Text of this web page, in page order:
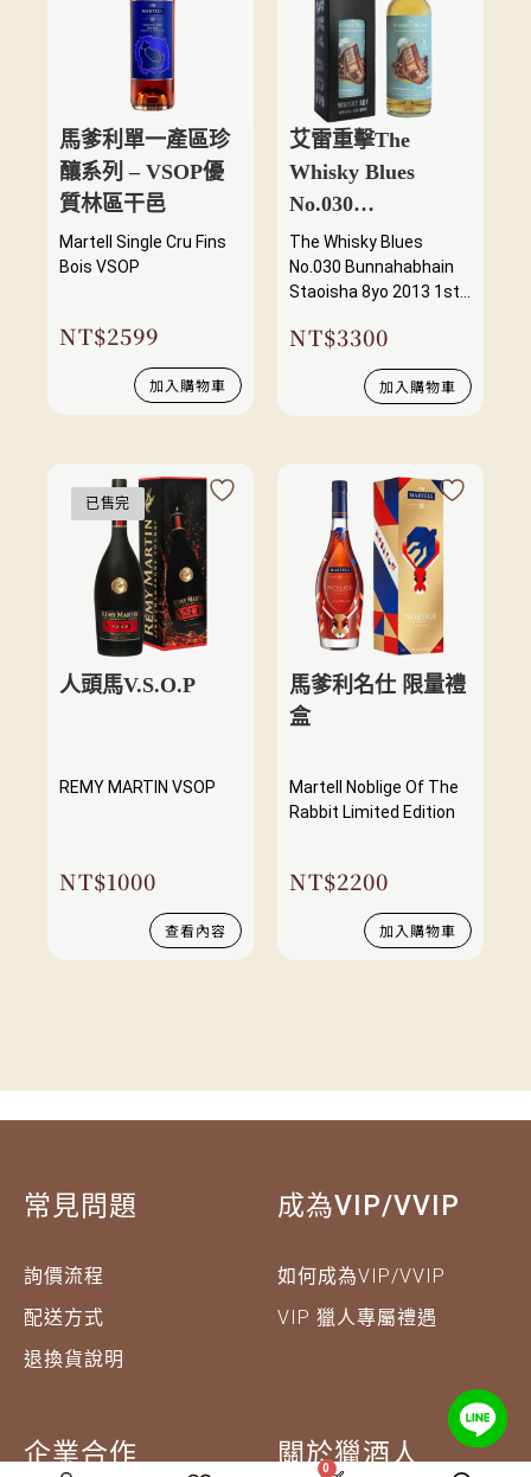
馬爹利單一產區珍
釀系列 – VSOP優
質林區干邑
Martell Single Cru Fins
Bois VSOP
NT$2599
加入購物車
艾雷重擊The
Whisky Blues
No.030
Bunnahabhain
Staoisha 8yo 2013
1st Fill Barrel
The Whisky Blues
No.030 Bunnahabhain
Staoisha 8yo 2013 1st
NT$3300
加入購物車
已售完
人頭馬V.S.O.P
REMY MARTIN VSOP
NT$1000
查看內容
馬爹利名仕 限量禮
盒
Martell Noblige Of The
Rabbit Limited Edition
NT$2200
加入購物車
常見問題
詢價流程
配送方式
退換貨說明
成為VIP/VVIP
如何成為VIP/VVIP
VIP 獵人專屬禮遇
企業合作 關於獵酒人
0